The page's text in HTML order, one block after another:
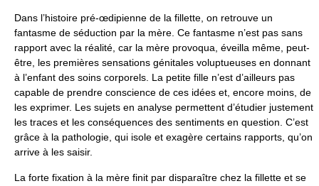
Dans l’histoire pré-œdipienne de la fillette, on retrouve un
fantasme de séduction par la mère. Ce fantasme n’est pas sans
rapport avec la réalité, car la mère provoqua, éveilla même, peut-
être, les premières sensations génitales voluptueuses en donnant
à l’enfant des soins corporels. La petite fille n’est d’ailleurs pas
capable de prendre conscience de ces idées et, encore moins, de
les exprimer. Les sujets en analyse permettent d’étudier justement
les traces et les conséquences des sentiments en question. C’est
grâce à la pathologie, qui isole et exagère certains rapports, qu’on
arrive à les saisir.
La forte fixation à la mère finit par disparaître chez la fillette et se